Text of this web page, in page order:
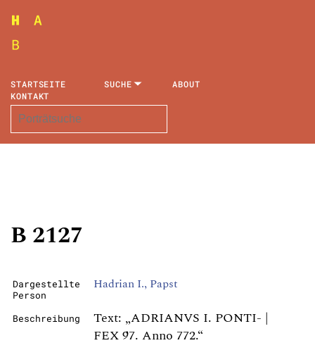
STARTSEITE SUCHE
ABOUT
KONTAKT
B 2127
Dargestellte
Person
Hadrian I., Papst
Beschreibung
Text: „ADRIANVS I. PONTI- |
FEX 97. Anno 772.“